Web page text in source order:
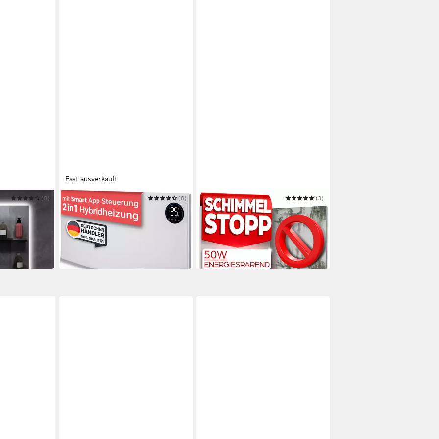
HF-
10 Jahre
(8)
Fast ausverkauft
HEIDENFELD
Infrarotheizung Hybrid HF-HP150 -
schnelles & effizientes Aufheizen
(8)
170,01 € 499,99 €
-66%
HEIMWERT
Infrarotheizung Anti Schimmel
Heizung 50w
(3)
47,97 €
in 2-3 Werktagen bei dir